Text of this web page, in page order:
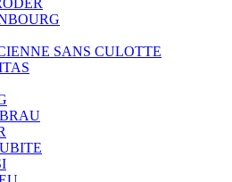
SANS CULOTTE